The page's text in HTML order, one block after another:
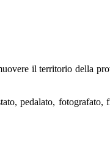
il territorio della
pedalato,